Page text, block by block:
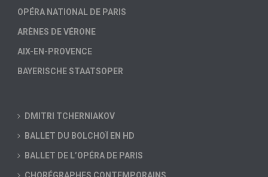
OPÉRA NATIONAL DE PARIS
ARÈNES DE VÉRONE
AIX-EN-PROVENCE
BAYERISCHE STAATSOPER
DMITRI TCHERNIAKOV
BALLET DU BOLCHOÏ EN HD
BALLET DE L’OPÉRA DE PARIS
CHORÉGRAPHES CONTEMPORAINS